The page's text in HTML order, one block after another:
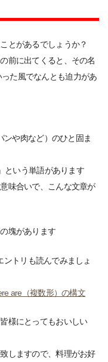
とがあるでしょうか？
前に出てくると、その名
た風でなんとも迫力があ
ンや肉など）のひと固ま
という単語があります
味合いで、こんな文章が
塊があります
ントリも読んでみましょ
are（複数形）の構文
様にとってもおいしい
しますので、料理がお好